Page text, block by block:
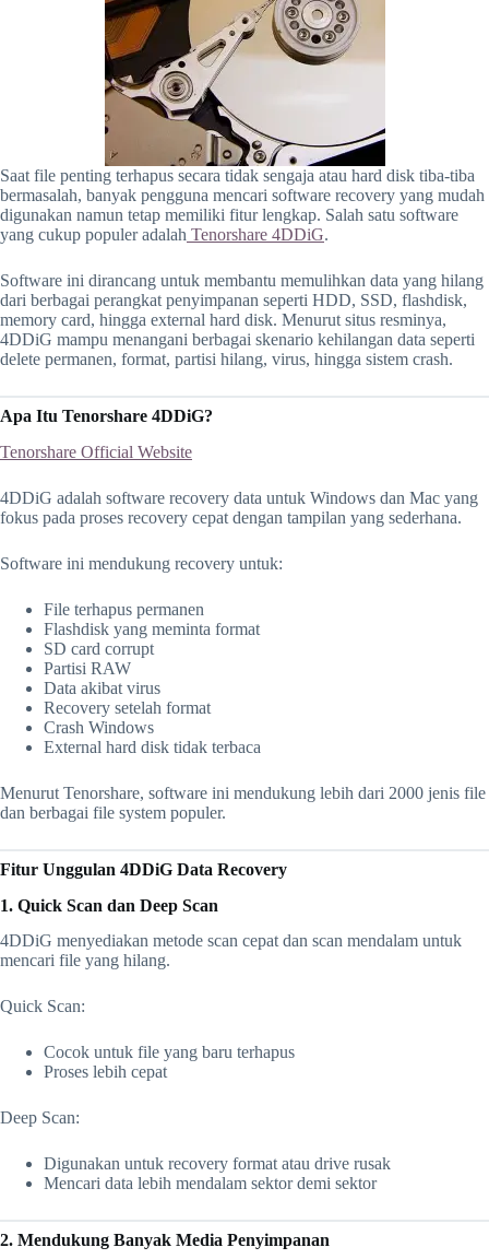
Saat file penting terhapus secara tidak sengaja atau hard disk tiba-tiba
bermasalah, banyak pengguna mencari software recovery yang mudah
digunakan namun tetap memiliki fitur lengkap. Salah satu software
yang cukup populer adalah Tenorshare 4DDiG.
Software ini dirancang untuk membantu memulihkan data yang hilang
dari berbagai perangkat penyimpanan seperti HDD, SSD, flashdisk,
memory card, hingga external hard disk. Menurut situs resminya,
4DDiG mampu menangani berbagai skenario kehilangan data seperti
delete permanen, format, partisi hilang, virus, hingga sistem crash.
Apa Itu Tenorshare 4DDiG?
Tenorshare Official Website
4DDiG adalah software recovery data untuk Windows dan Mac yang
fokus pada proses recovery cepat dengan tampilan yang sederhana.
Software ini mendukung recovery untuk:
File terhapus permanen
Flashdisk yang meminta format
SD card corrupt
Partisi RAW
Data akibat virus
Recovery setelah format
Crash Windows
External hard disk tidak terbaca
Menurut Tenorshare, software ini mendukung lebih dari 2000 jenis file
dan berbagai file system populer.
Fitur Unggulan 4DDiG Data Recovery
1. Quick Scan dan Deep Scan
4DDiG menyediakan metode scan cepat dan scan mendalam untuk
mencari file yang hilang.
Quick Scan:
Cocok untuk file yang baru terhapus
Proses lebih cepat
Deep Scan:
Digunakan untuk recovery format atau drive rusak
Mencari data lebih mendalam sektor demi sektor
2. Mendukung Banyak Media Penyimpanan